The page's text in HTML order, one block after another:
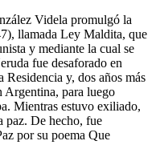
Videla promulgó la
llamada Ley Maldita, que
y mediante la cual se
fue desaforado en
y, dos años más
Argentina, para luego
Mientras estuvo exiliado,
paz. De hecho, fue
por su poema Que